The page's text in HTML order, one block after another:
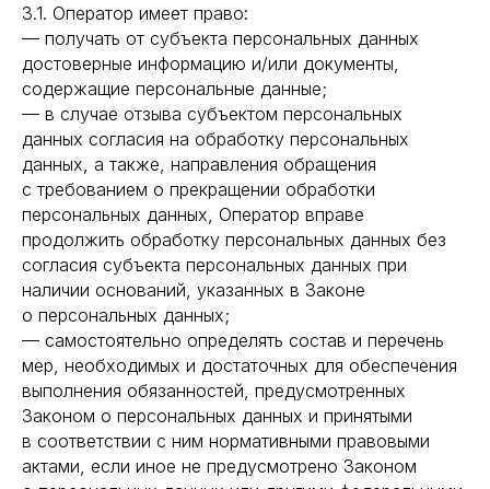
3.1. Оператор имеет право:
— получать от субъекта персональных данных
достоверные информацию и/или документы,
содержащие персональные данные;
— в случае отзыва субъектом персональных
данных согласия на обработку персональных
данных, а также, направления обращения
с требованием о прекращении обработки
персональных данных, Оператор вправе
продолжить обработку персональных данных без
согласия субъекта персональных данных при
наличии оснований, указанных в Законе
о персональных данных;
— самостоятельно определять состав и перечень
мер, необходимых и достаточных для обеспечения
выполнения обязанностей, предусмотренных
Законом о персональных данных и принятыми
в соответствии с ним нормативными правовыми
актами, если иное не предусмотрено Законом